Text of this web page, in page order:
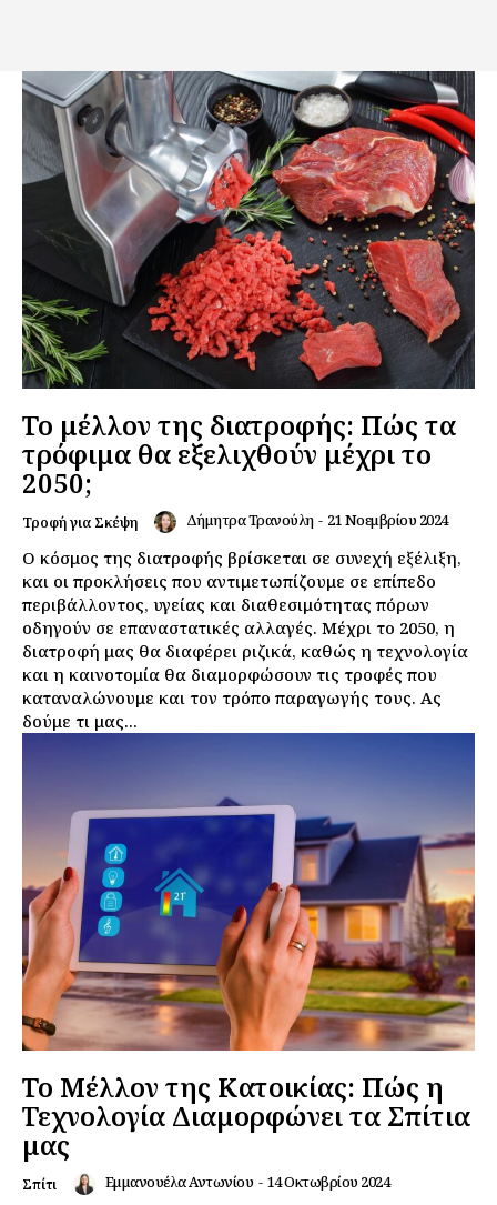
Το μέλλον της διατροφής: Πώς τα
τρόφιμα θα εξελιχθούν μέχρι το
2050;
Τροφή για Σκέψη Δήμητρα Τρανούλη - 21 Νοεμβρίου 2024
Ο κόσμος της διατροφής βρίσκεται σε συνεχή εξέλιξη,
και οι προκλήσεις που αντιμετωπίζουμε σε επίπεδο
περιβάλλοντος, υγείας και διαθεσιμότητας πόρων
οδηγούν σε επαναστατικές αλλαγές. Μέχρι το 2050, η
διατροφή μας θα διαφέρει ριζικά, καθώς η τεχνολογία
και η καινοτομία θα διαμορφώσουν τις τροφές που
καταναλώνουμε και τον τρόπο παραγωγής τους. Ας
δούμε τι μας...
Το Μέλλον της Κατοικίας: Πώς η
Τεχνολογία Διαμορφώνει τα Σπίτια
μας
Σπίτι Εμμανουέλα Αντωνίου - 14 Οκτωβρίου 2024